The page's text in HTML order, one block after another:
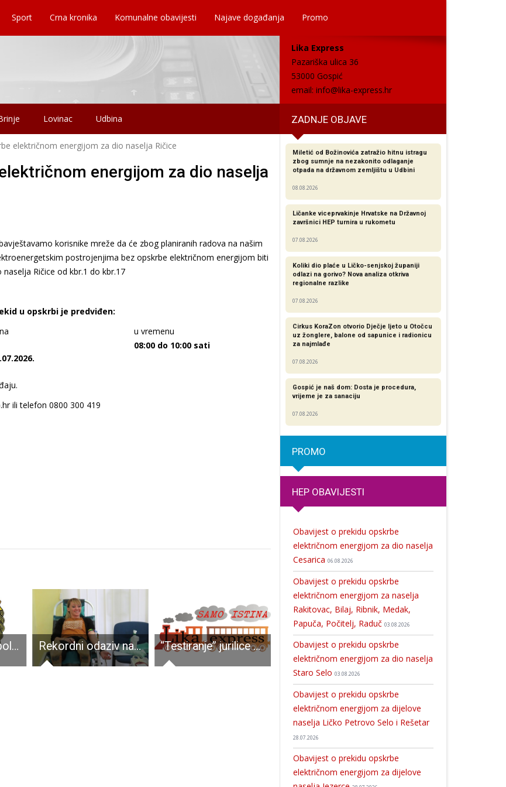
Sport Crna kronika Komunalne obavijesti Najave događanja Promo
Lika Express
Pazariška ulica 36
53000 Gospić
email: info@lika-express.hr
Lovinac Udbina ZADNJE OBJAVE
električnom energijom za dio naselja Ričice
energijom za dio naselja
korisnike mreže da će zbog planiranih radova na našim
postrojenjima bez opskrbe električnom energijom biti
naselja Ričice od kbr.1 do kbr.17
u opskrbi je predviđen:
u vremenu
08:00 do 10:00 sati
ili telefon 0800 300 419
Suradnjom više policijskih uprava otkriven muškarac koji je osumnjičen za počinjenje 17 kaznenih djela prijevare Rekordni odaziv na posljednjoj akciji dobrovoljnog darivanja krvi!!! “Testiranje” jurilice na A1 Čestitka županijskih čelnika
Miletić od Božinovića zatražio hitnu istragu
zbog sumnje na nezakonito odlaganje
otpada na državnom zemljištu u Udbini
08.08.2026
Ličanke viceprvakinje Hrvatske na Državnoj
završnici HEP turnira u rukometu
07.08.2026
Koliki dio plaće u Ličko-senjskoj županiji
odlazi na gorivo? Nova analiza otkriva
regionalne razlike​
07.08.2026
Cirkus KoraZon otvorio Dječje ljeto u Otočcu
uz žonglere, balone od sapunice i radionicu
za najmlađe
07.08.2026
Gospić je naš dom: Dosta je procedura,
vrijeme je za sanaciju
07.08.2026
PROMO
HEP OBAVIJESTI
Obavijest o prekidu opskrbe
električnom energijom za dio naselja
Cesarica 06.08.2026
Obavijest o prekidu opskrbe
električnom energijom za naselja
Rakitovac, Bilaj, Ribnik, Medak,
Papuča, Počitelj, Raduč 03.08.2026
Obavijest o prekidu opskrbe
električnom energijom za dio naselja
Staro Selo 03.08.2026
Obavijest o prekidu opskrbe
električnom energijom za dijelove
naselja Ličko Petrovo Selo i Rešetar
28.07.2026
Obavijest o prekidu opskrbe
električnom energijom za dijelove